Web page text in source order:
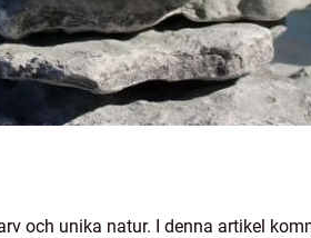
och unika natur. I denna artikel